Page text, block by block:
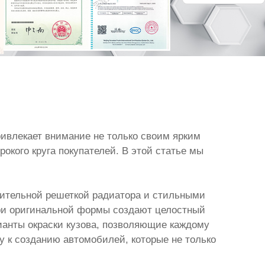
внимание не только своим ярким
круга покупателей. В этой статье мы
решеткой радиатора и стильными
оригинальной формы создают целостный
окраски кузова, позволяющие каждому
созданию автомобилей, которые не только